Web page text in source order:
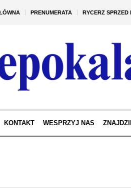
PRENUMERATA RYCERZ SPRZED
KONTAKT WESPRZYJ NAS